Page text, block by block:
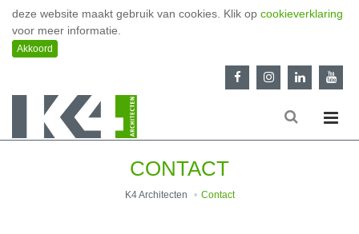
deze website maakt gebruik van cookies. Klik op cookieverklaring
voor meer informatie.
CONTACT
K4 Architecten Contact